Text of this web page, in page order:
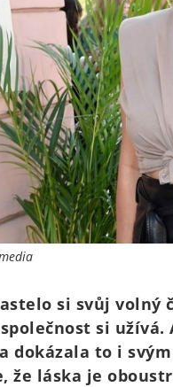
si svůj
si
dokázala to i
že láska je